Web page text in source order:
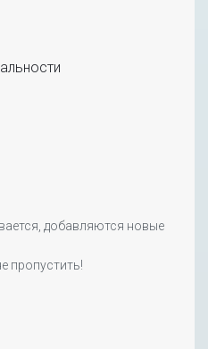
добавляются новые
пропустить!